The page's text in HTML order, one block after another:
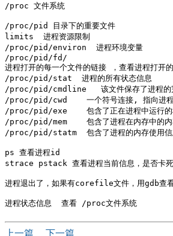
/proc 文件系统
/proc/pid 目录下的重要文件
limits  进程资源限制
/proc/pid/environ  进程环境变量
/proc/pid/fd/
进程打开的每一个文件的链接 ，查看进程打开
/proc/pid/stat  进程的所有状态信息
/proc/pid/cmdline   该文件保存了进程的
/proc/pid/cwd    一个符号连接, 指向进程
/proc/pid/exe    包含了正在进程中运行的
/proc/pid/mem    包含了进程在内存中的内
/proc/pid/statm  包含了进程的内存使用信
ps 查看进程id
strace pstack 查看进程当前信息，是否卡死
进程退出了，如果有corefile文件，用gdb
上一篇 下一篇